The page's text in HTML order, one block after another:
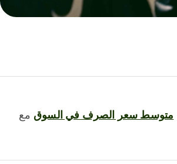
متوسط ​​سعر الصرف في السوق مع